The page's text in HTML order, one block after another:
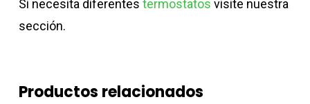
Si necesita diferentes termostatos visite nuestra
sección.
Productos relacionados